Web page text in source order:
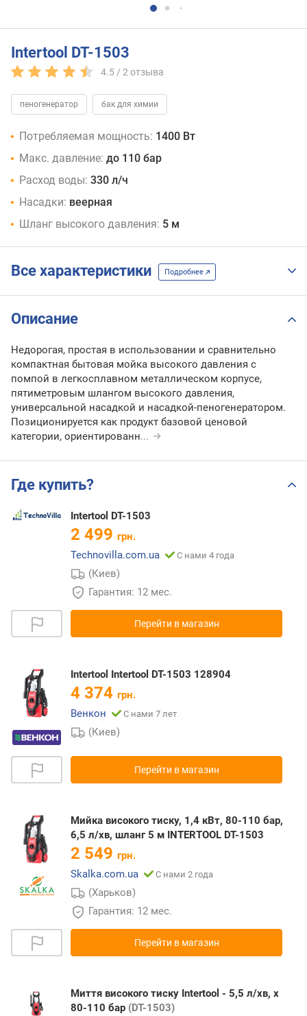
Intertool DT-1503
4.5 /2 отзыва
пеногенератор бак для химии
Потребляемая мощность: 1400 Вт
Макс. давление: до 110 бар
Расход воды: 330 л/ч
Насадки: веерная
Шланг высокого давления: 5 м
Все характеристики Подробнее
Описание
Недорогая, простая в использовании и сравнительно
компактная бытовая мойка высокого давления с
помпой в легкосплавном металлическом корпусе,
пятиметровым шлангом высокого давления,
универсальной насадкой и насадкой-пеногенератором.
Позиционируется как продукт базовой ценовой
категории, ориентированн...
Где купить?
Intertool DT-1503
2 499 грн.
Technovilla.com.ua
С нами 4 года
(Киев)
Гарантия: 12 мес.
Перейти в магазин
Intertool Intertool DT-1503 128904
4 374 грн.
Венкон
С нами 7 лет
(Киев)
Перейти в магазин
Мийка високого тиску, 1,4 кВт, 80-110 бар,
6,5 л/хв, шланг 5 м INTERTOOL DT-1503
2 549 грн.
Skalka.com.ua
С нами 2 года
(Харьков)
Гарантия: 12 мес.
Перейти в магазин
Миття високого тиску Intertool - 5,5 л/хв, x
80-110 бар (DT-1503)